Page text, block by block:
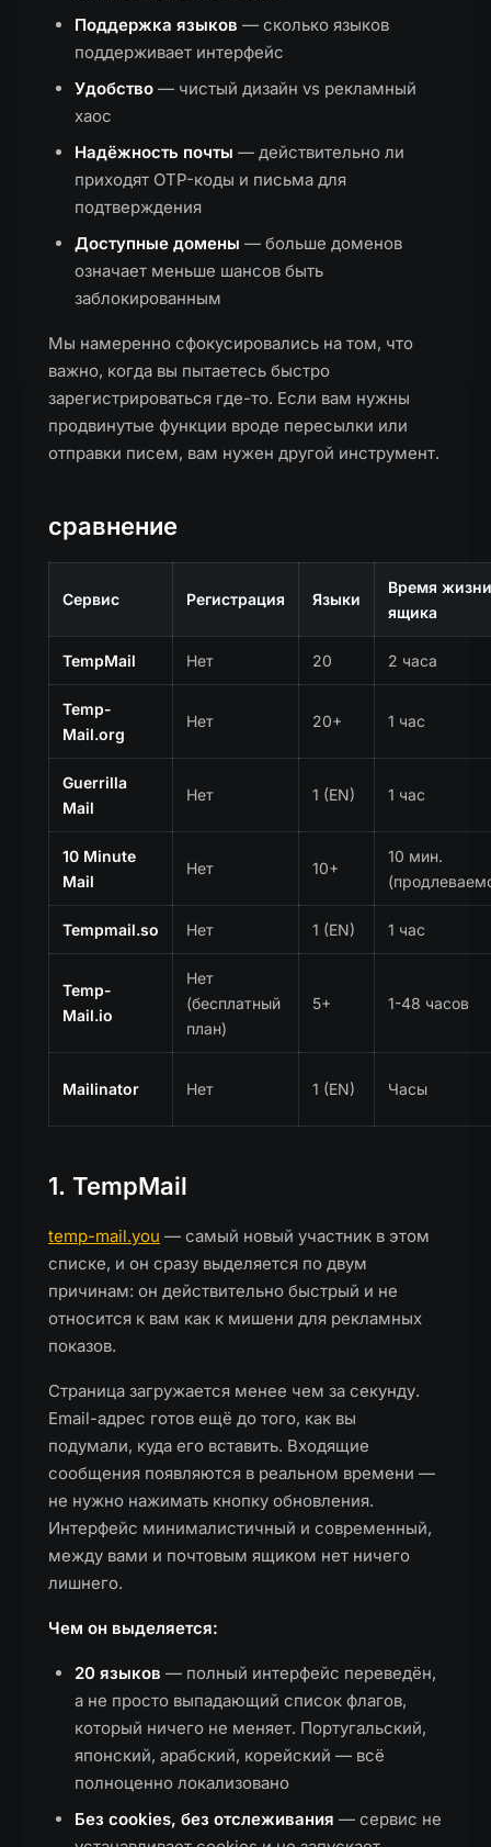
Поддержка языков — сколько языков
поддерживает интерфейс
Удобство — чистый дизайн vs рекламный
хаос
Надёжность почты — действительно ли
приходят OTP-коды и письма для
подтверждения
Доступные домены — больше доменов
означает меньше шансов быть
заблокированным
Мы намеренно сфокусировались на том, что
важно, когда вы пытаетесь быстро
зарегистрироваться где-то. Если вам нужны
продвинутые функции вроде пересылки или
отправки писем, вам нужен другой инструмент.
сравнение
Сервис Регистрация Языки
Время жизни
ящика
TempMail Нет 20 2 часа
Temp-
Mail.org
Нет 20+ 1 час
Guerrilla
Mail
Нет 1 (EN) 1 час
10 Minute
Mail
Нет 10+
10 мин.
Tempmail.so Нет 1 (EN) 1 час
Temp-
Mail.io
Нет
(бесплатный
план)
5+ 1-48 часов
Mailinator Нет 1 (EN) Часы
1. TempMail
temp-mail.you — самый новый участник в этом
списке, и он сразу выделяется по двум
причинам: он действительно быстрый и не
относится к вам как к мишени для рекламных
показов.
Страница загружается менее чем за секунду.
Email-адрес готов ещё до того, как вы
подумали, куда его вставить. Входящие
сообщения появляются в реальном времени —
не нужно нажимать кнопку обновления.
Интерфейс минималистичный и современный,
между вами и почтовым ящиком нет ничего
лишнего.
Чем он выделяется:
20 языков — полный интерфейс переведён,
а не просто выпадающий список флагов,
который ничего не меняет. Португальский,
японский, арабский, корейский — всё
полноценно локализовано
Без cookies, без отслеживания — сервис не